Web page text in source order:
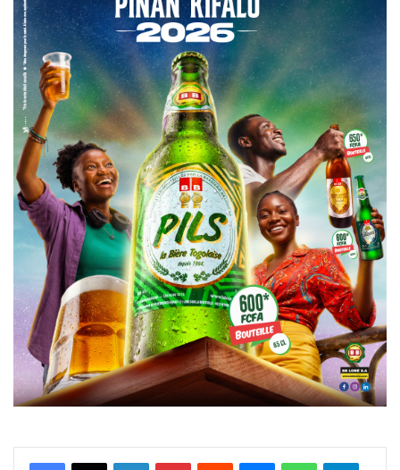
FacebookX Linkedin PinterestReddit MessengerWhatsAppTelegram